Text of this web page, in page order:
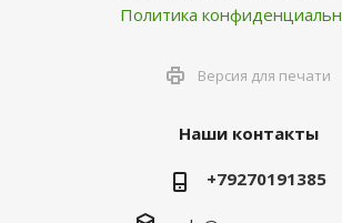
Политика
Версия для печати
Наши контакты
+79270191385